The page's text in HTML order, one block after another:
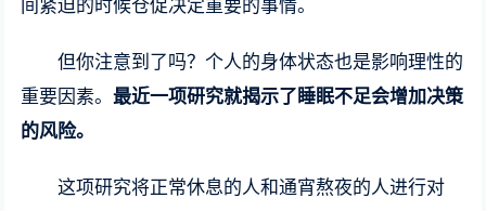
间紧迫的时候仓促决定重要的事情。
但你注意到了吗？个人的身体状态也是影响理性的
重要因素。最近一项研究就揭示了睡眠不足会增加决策
的风险。
这项研究将正常休息的人和通宵熬夜的人进行对